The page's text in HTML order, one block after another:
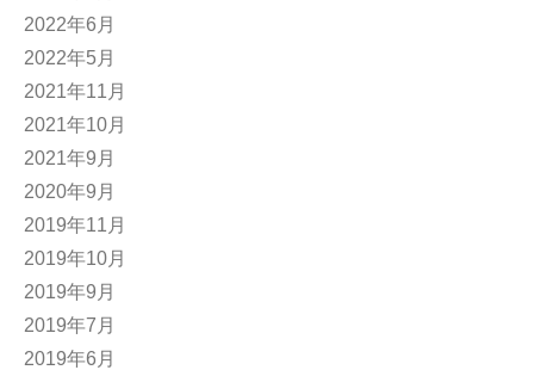
2022年6月
2022年5月
2021年11月
2021年10月
2021年9月
2020年9月
2019年11月
2019年10月
2019年9月
2019年7月
2019年6月